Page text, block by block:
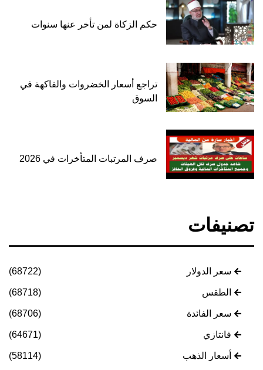
حكم الزكاة لمن تأخر عنها سنوات
تراجع أسعار الخضروات والفاكهة في
السوق
صرف المرتبات المتأخرات في 2026
تصنيفات
سعر الدولار (68722)
الطقس (68718)
سعر الفائدة (68706)
فانتازي (64671)
أسعار الذهب (58114)